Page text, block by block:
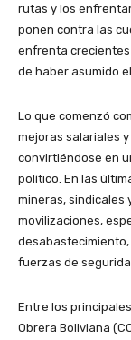
rutas y los
ponen contra las
enfrenta crecientes
de haber asumido
Lo que comenzó
mejoras salariales
convirtiéndose en
político. En las
mineras, sindicales
movilizaciones,
fuerzas de
Entre los
Obrera Boliviana